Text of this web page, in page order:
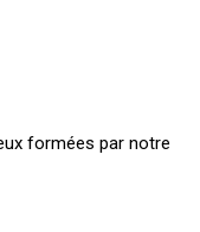
formées par notre